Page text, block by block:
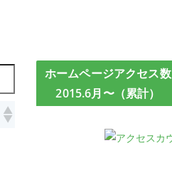
ホームページアクセス数
2015.6月〜（累計）